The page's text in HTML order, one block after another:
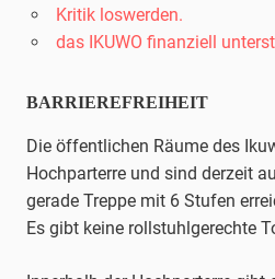
Kritik loswerden.
das IKUWO finanziell
BARRIEREFREIHEIT
Die öffentlichen Räume des
Hochparterre und sind derzeit
gerade Treppe mit 6 Stufen
Es gibt keine rollstuhlgerechte